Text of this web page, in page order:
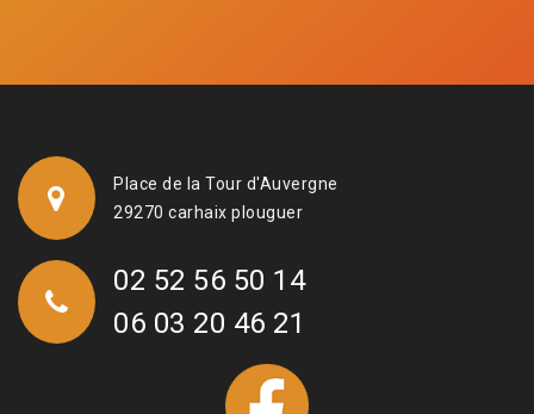
Place de la Tour d'Auvergne
29270 carhaix plouguer
02 52 56 50 14
06 03 20 46 21